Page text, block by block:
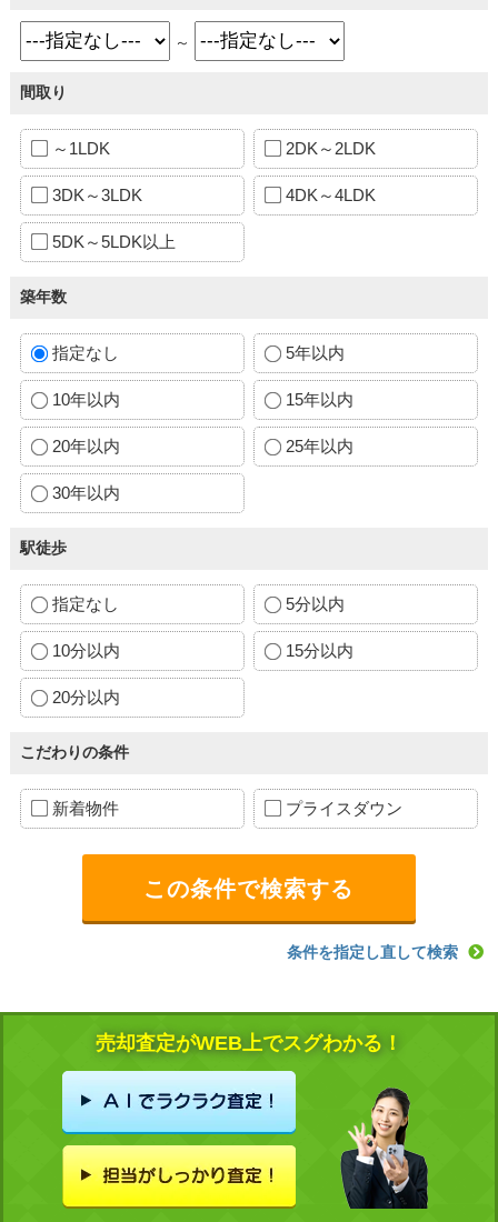
～
間取り
～1LDK 2DK～2LDK
3DK～3LDK 4DK～4LDK
5DK～5LDK以上
築年数
指定なし 5年以内
10年以内 15年以内
20年以内 25年以内
30年以内
駅徒歩
指定なし 5分以内
10分以内 15分以内
20分以内
こだわりの条件
新着物件 プライスダウン
条件を指定し直して検索
売却査定がWEB上でスグわかる！